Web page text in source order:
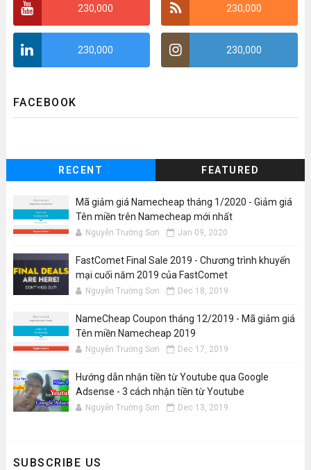
230,000 230,000
230,000 230,000
FACEBOOK
RECENT FEATURED
Mã giảm giá Namecheap tháng 1/2020 - Giảm giá
Tên miền trên Namecheap mới nhất
Nguyễn Trường Sơn Jan 09, 2020
FastComet Final Sale 2019 - Chương trình khuyến
mại cuối năm 2019 của FastComet
Nguyễn Trường Sơn Dec 18, 2019
NameCheap Coupon tháng 12/2019 - Mã giảm giá
Tên miền Namecheap 2019
Nguyễn Trường Sơn Dec 17, 2019
Hướng dẫn nhận tiền từ Youtube qua Google
Adsense - 3 cách nhận tiền từ Youtube
Nguyễn Trường Sơn Dec 13, 2019
SUBSCRIBE US